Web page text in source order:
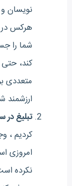
نویسان
هرکس در
شما را
کند، حتی
متعددی
تبلیغ
کردیم ،
امروزی
نکرده